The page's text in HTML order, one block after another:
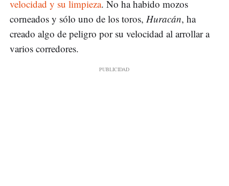
velocidad y su limpieza. No ha habido mozos
corneados y sólo uno de los toros, Huracán, ha
creado algo de peligro por su velocidad al arrollar a
varios corredores.